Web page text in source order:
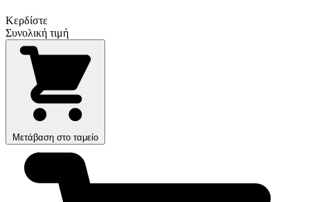
Κερδίστε
Συνολική τιμή
Μετάβαση στο ταμείο